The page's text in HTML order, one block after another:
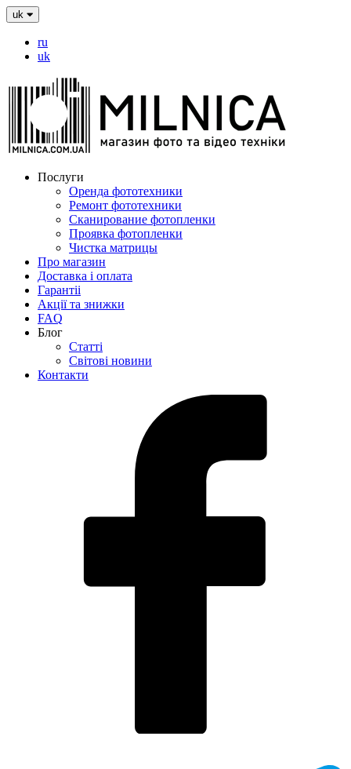
uk
ru
uk
Послуги
Оренда фототехники
Ремонт фототехники
Сканирование фотопленки
Проявка фотопленки
Чистка матрицы
Про магазин
Доставка і оплата
Гарантіі
Акції та знижки
FAQ
Блог
Статті
Світові новини
Контакти